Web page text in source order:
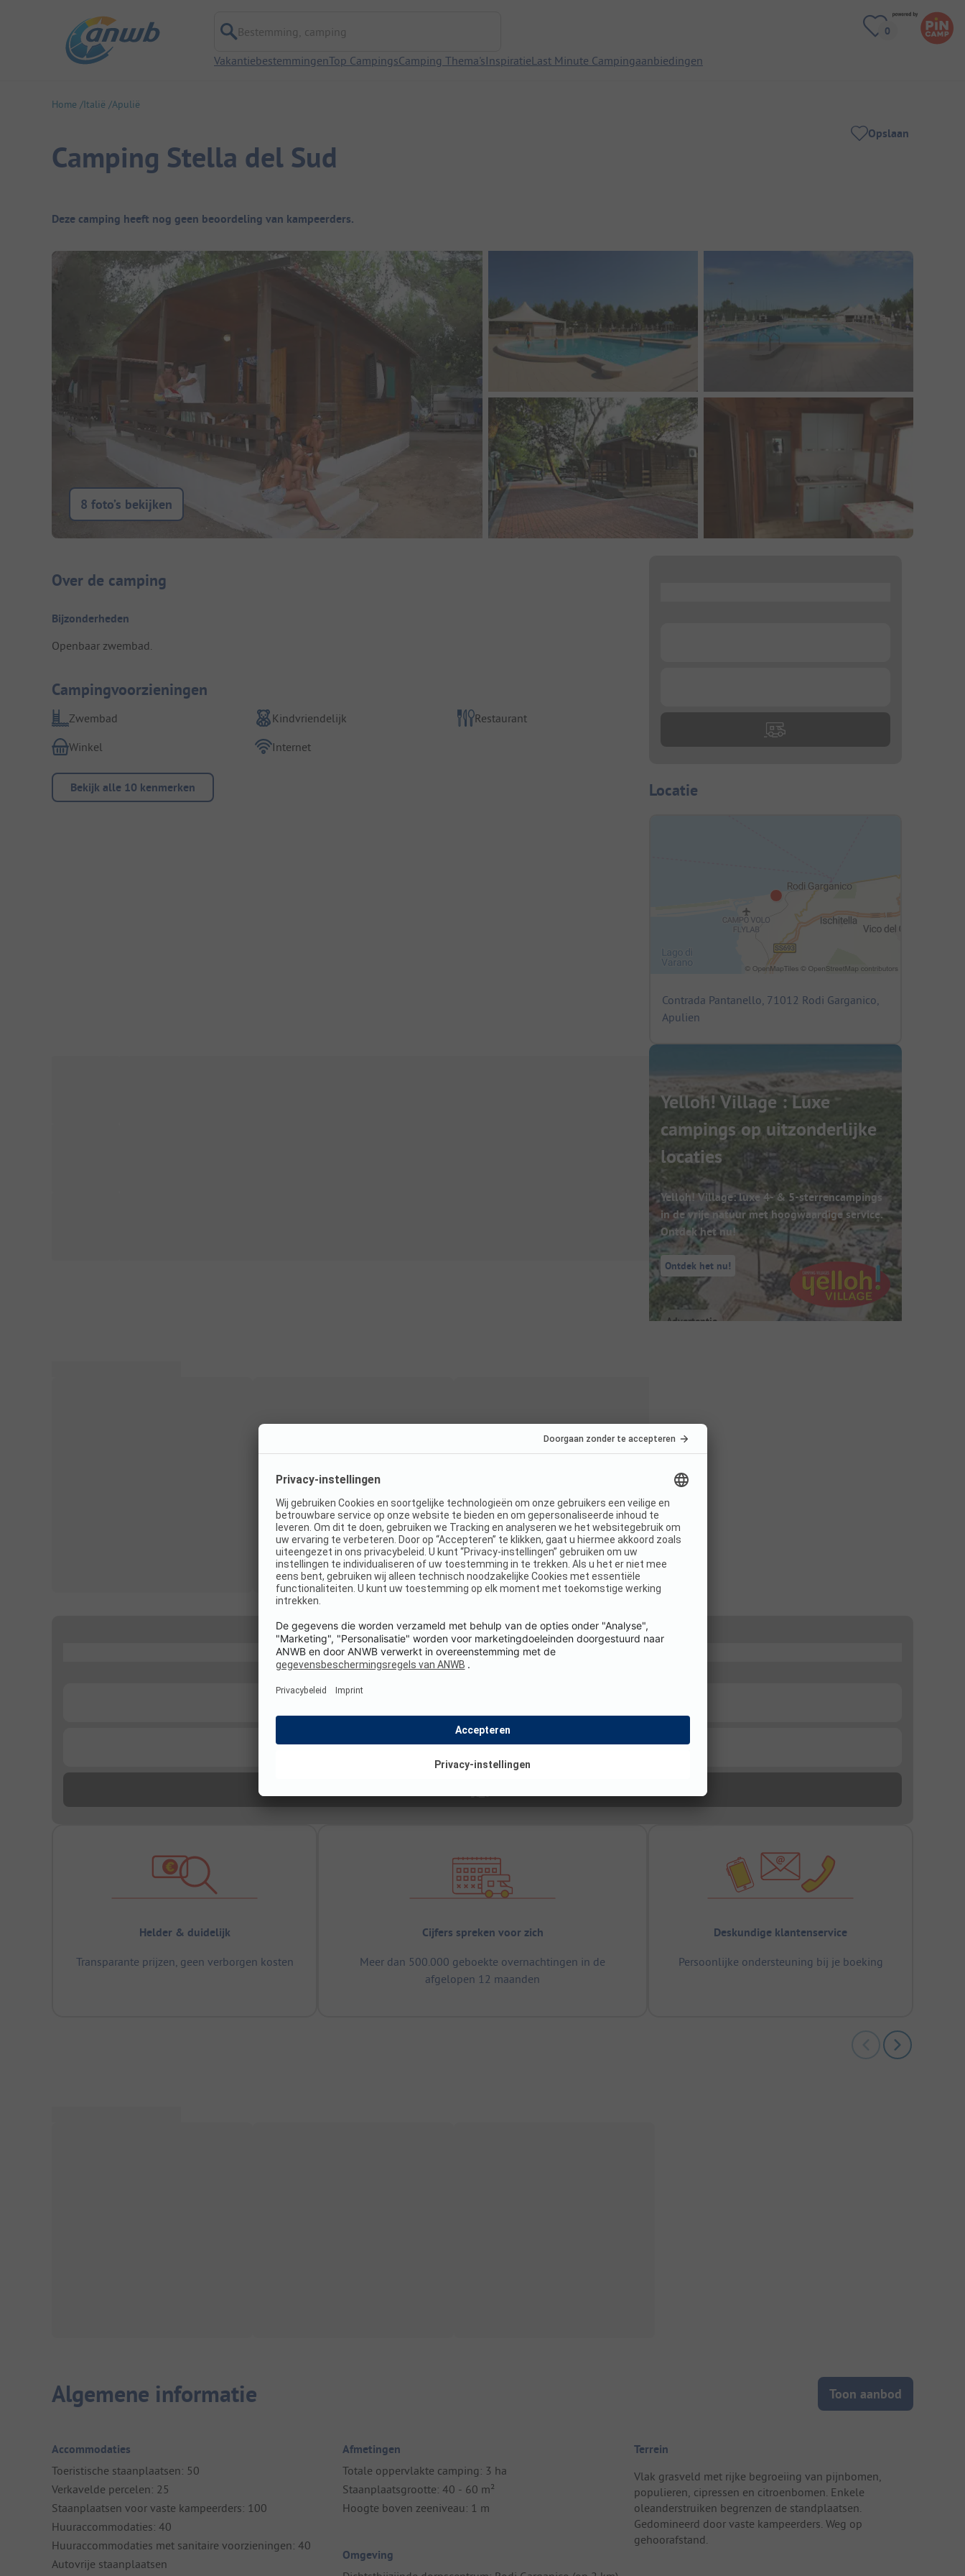
Bestemming, camping
VakantiebestemmingenTop CampingsCamping Thema'sInspiratieLast Minute Campingaanbiedingen
Home Italië Apulië
Camping Stella del Sud
Opslaan
Camping overzicht
Deze camping heeft nog geen beoordeling van kampeerders.
8 foto’s bekijken
Camping introductie
Over de camping
Bijzonderheden
Openbaar zwembad.
Campingvoorzieningen
Zwembad Kindvriendelijk
Restaurant
Winkel
Internet
Bekijk alle 10 kenmerken Locatie
Contrada Pantanello, 71012 Rodi Garganico,
Apulien
Yelloh! Village : Luxe
campings op uitzonderlijke
locaties
Yelloh! Village: luxe 4- & 5-sterrencampings
in de vrije natuur met hoogwaardige service.
Ontdek het nu!
Ontdek het nu!
Helder & duidelijk
Transparante prijzen, geen verborgen kosten
Cijfers spreken voor zich
Meer dan 500.000 geboekte overnachtingen in de
afgelopen 12 maanden
Deskundige klantenservice
Persoonlijke ondersteuning bij je boeking
Algemene informatie Toon aanbod
Accommodaties
Toeristische staanplaatsen: 50
Verkavelde percelen: 25
Staanplaatsen voor vaste kampeerders: 100
Huuraccommodaties: 40
Huuraccommodaties met sanitaire voorzieningen: 40
Autovrije staanplaatsen
Afmetingen
Totale oppervlakte camping: 3 ha
Staanplaatsgrootte: 40 - 60 m²
Hoogte boven zeeniveau: 1 m
Omgeving
Terrein
Vlak grasveld met rijke begroeiing van pijnbomen,
populieren, cipressen en citroenbomen. Enkele
oleanderstruiken begrenzen de standplaatsen.
Gedomineerd door vaste kampeerders. Weg op
gehoorafstand.